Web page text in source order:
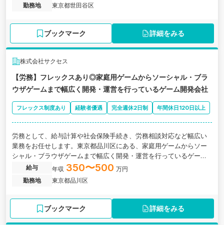
勤務地
東京都世田谷区
ブックマーク 詳細をみる
株式会社サクセス
【労務】フレックスあり◎家庭用ゲームからソーシャル・ブラ
ウザゲームまで幅広く開発・運営を行っているゲーム開発会社
フレックス制度あり 経験者優遇 完全週休2日制 年間休日120日以上
労務として、給与計算や社会保険手続き、労務相談対応など幅広い
業務をお任せします。東京都品川区にある、家庭用ゲームからソー
シャル・ブラウザゲームまで幅広く開発・運営を行っているゲーム
開発会社の求人です。
給与 年収 350〜500 万円
勤務地
東京都品川区
ブックマーク 詳細をみる